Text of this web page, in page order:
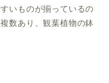
いものが揃っているの
数あり、観葉植物の鉢